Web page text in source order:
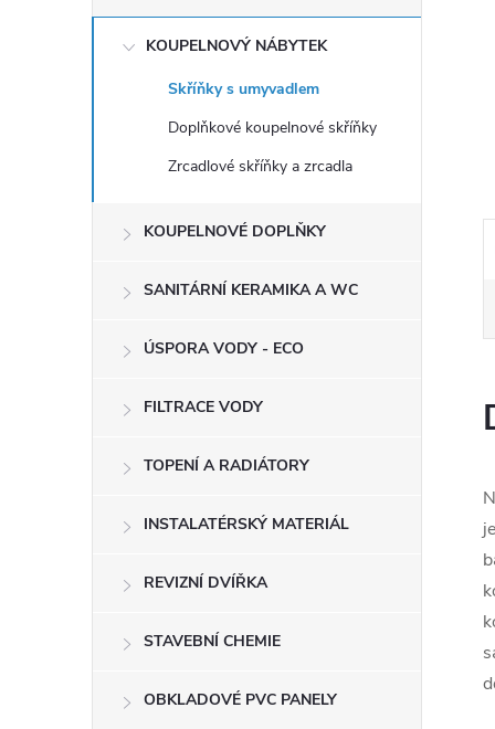
e
KOUPELNOVÝ NÁBYTEK
Skříňky s umyvadlem
Doplňkové koupelnové skříňky
Zrcadlové skříňky a zrcadla
KOUPELNOVÉ DOPLŇKY
SANITÁRNÍ KERAMIKA A WC
ÚSPORA VODY - ECO
FILTRACE VODY
TOPENÍ A RADIÁTORY
INSTALATÉRSKÝ MATERIÁL
REVIZNÍ DVÍŘKA
STAVEBNÍ CHEMIE
OBKLADOVÉ PVC PANELY